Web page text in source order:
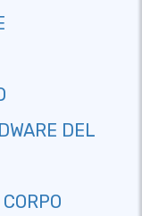
DEL